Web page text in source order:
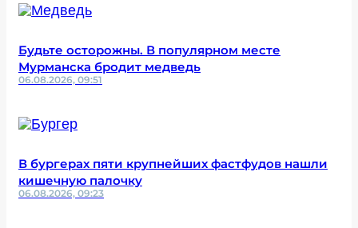
Будьте осторожны. В популярном месте
Мурманска бродит медведь
06.08.2026, 09:51
В бургерах пяти крупнейших фастфудов нашли
кишечную палочку
06.08.2026, 09:23